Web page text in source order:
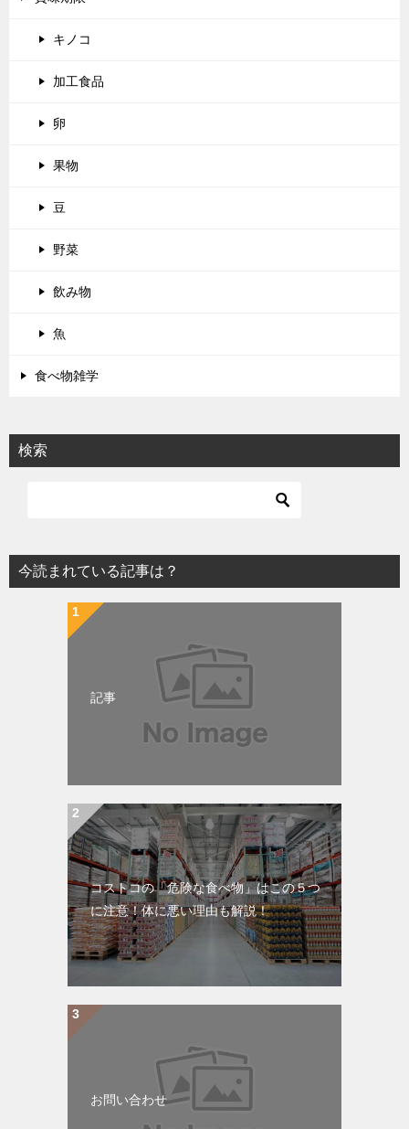
キノコ
加工食品
卵
果物
豆
野菜
飲み物
魚
食べ物雑学
検索
今読まれている記事は？
記事
コストコの「危険な食べ物」はこの５つ
に注意！体に悪い理由も解説！
お問い合わせ